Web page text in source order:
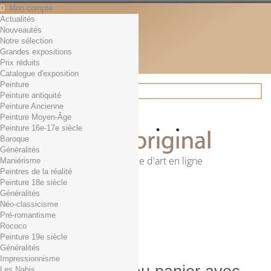
Mon compte
Contact
Français
English
Français
Actualités
Rechercher
Première librairie d'art en ligne
Panier (vide)
Aucun produit
0,01€ dès 29€ d'achat
0,00 € Total
Commander
Actualités
Nouveautés
Notre sélection
Grandes expositions
Prix réduits
Catalogue d'exposition
Peinture
Peinture antiquité
Peinture Ancienne
Peinture Moyen-Âge
Peinture 16e-17e siècle
Baroque
Généralités
Maniérisme
Peintres de la réalité
Peinture 18e siècle
Généralités
Néo-classicisme
Pré-romantisme
Rococo
Peinture 19e siècle
Généralités
Impressionnisme